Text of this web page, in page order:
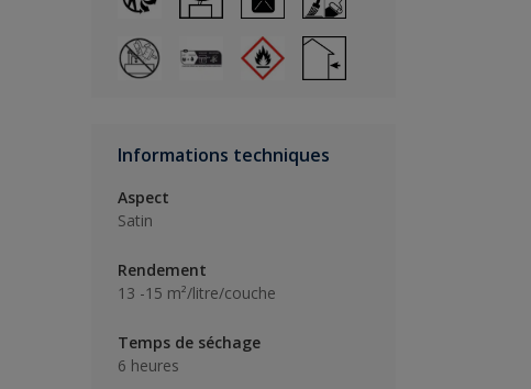
Informations techniques
Aspect
Satin
Rendement
13 -15 m²/litre/couche
Temps de séchage
6 heures